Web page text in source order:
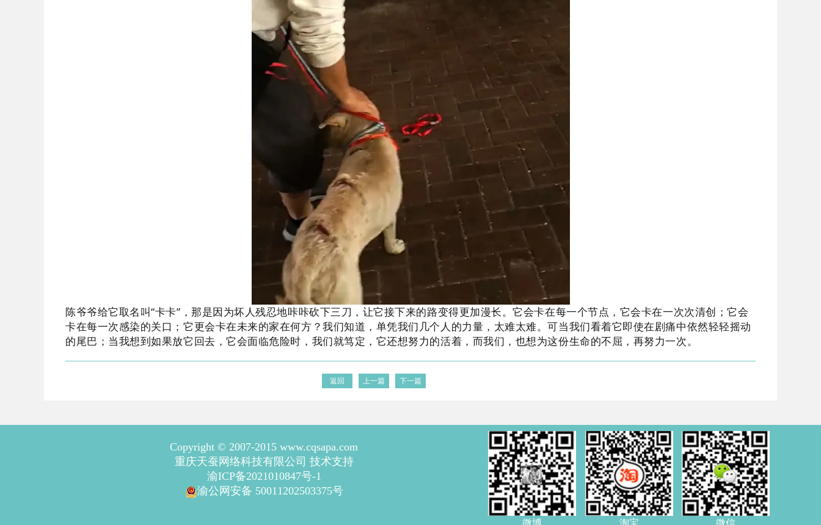
陈爷爷给它取名叫“卡卡”，那是因为坏人残忍地咔咔砍下三刀，让它接下来的路变得更加漫长。它会卡在每一个节点，它会卡在一次次清创；它会
卡在每一次感染的关口；它更会卡在未来的家在何方？我们知道，单凭我们几个人的力量，太难太难。可当我们看着它即使在剧痛中依然轻轻摇动
的尾巴；当我想到如果放它回去，它会面临危险时，我们就笃定，它还想努力的活着，而我们，也想为这份生命的不屈，再努力一次。
返回 上一篇 下一篇
Copyright © 2007-2015 www.cqsapa.com
重庆天蚕网络科技有限公司 技术支持
渝ICP备2021010847号-1
渝公网安备 50011202503375号